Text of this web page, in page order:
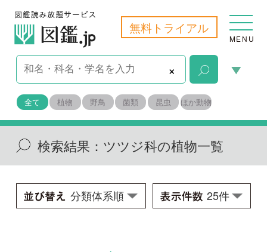
無料トライアル
MENU
×
全て 植物 野鳥 菌類 昆虫 ほか動物
検索結果：ツツジ科の植物一覧